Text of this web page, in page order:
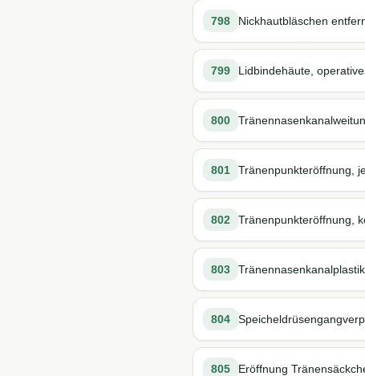
798 Nickhautbläschen
799 Lidbindehäute,
800
801 Tränenpunkteröffnung,
802 Tränenpunkteröffnung,
803
804
805 Eröffnung